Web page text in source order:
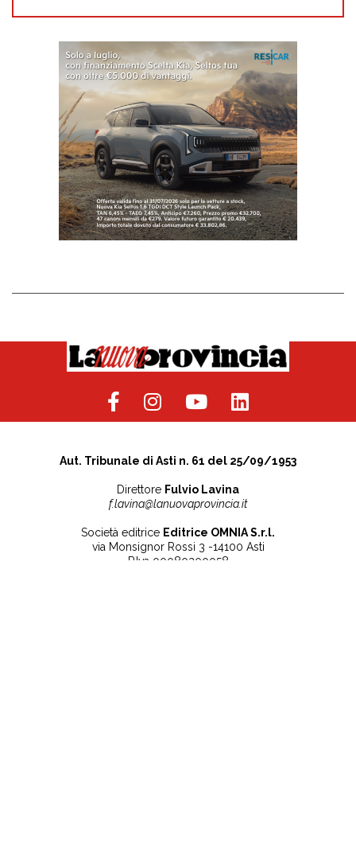
Aut. Tribunale di Asti n. 61 del 25/09/1953
Direttore Fulvio Lavina
f.lavina@lanuovaprovincia.it
Società editrice Editrice OMNIA S.r.l.
via Monsignor Rossi 3 -14100 Asti
P.Iva 00080200058